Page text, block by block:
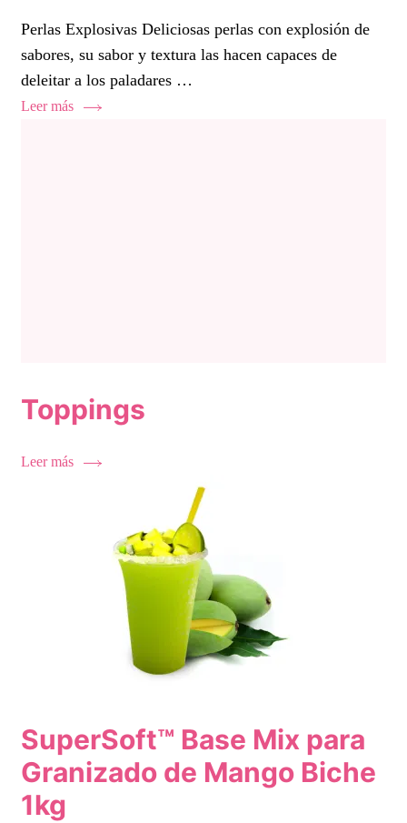
Perlas Explosivas Deliciosas perlas con explosión de
sabores, su sabor y textura las hacen capaces de
deleitar a los paladares …
Leer más
Toppings
Leer más
SuperSoft™ Base Mix para
Granizado de Mango Biche
1kg